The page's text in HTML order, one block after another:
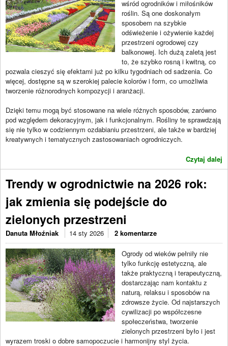
wśród ogrodników i miłośników
roślin. Są one doskonałym
sposobem na szybkie
odświeżenie i ożywienie każdej
przestrzeni ogrodowej czy
balkonowej. Ich dużą zaletą jest
to, że szybko rosną i kwitną, co
pozwala cieszyć się efektami już po kilku tygodniach od sadzenia. Co
więcej, dostępne są w szerokiej palecie kolorów i form, co umożliwia
tworzenie różnorodnych kompozycji i aranżacji.
Dzięki temu mogą być stosowane na wiele różnych sposobów, zarówno
pod względem dekoracyjnym, jak i funkcjonalnym. Rośliny te sprawdzają
się nie tylko w codziennym ozdabianiu przestrzeni, ale także w bardziej
kreatywnych i tematycznych zastosowaniach ogrodniczych.
Czytaj dalej
Trendy w ogrodnictwie na 2026 rok:
jak zmienia się podejście do
zielonych przestrzeni
Danuta Młoźniak 14 sty 2026 2 komentarze
Ogrody od wieków pełniły nie
tylko funkcję estetyczną, ale
także praktyczną i terapeutyczną,
dostarczając nam kontaktu z
naturą, relaksu i sposobów na
zdrowsze życie. Od najstarszych
cywilizacji po współczesne
społeczeństwa, tworzenie
zielonych przestrzeni było i jest
wyrazem troski o dobre samopoczucie i harmonijny styl życia.